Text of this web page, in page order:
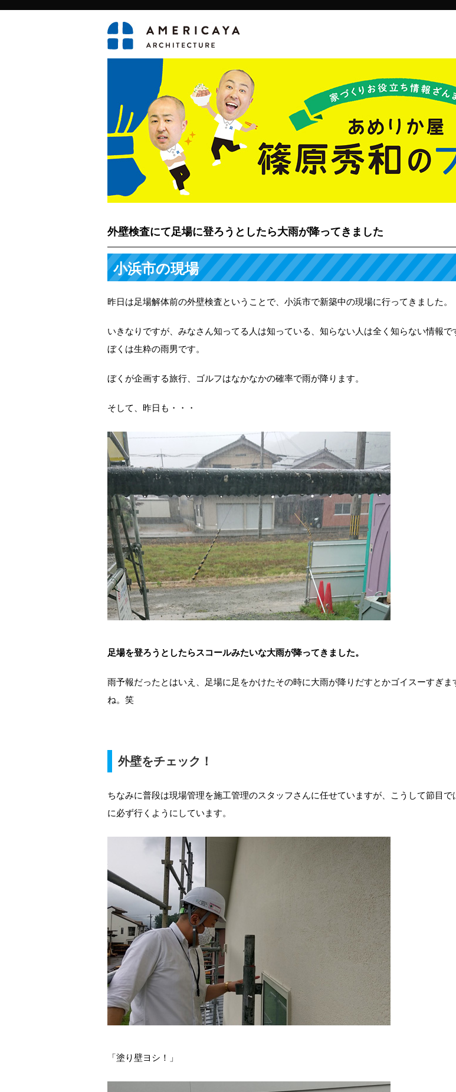
外壁検査にて足場に登ろうとしたら大雨が降ってきました
小浜市の現場
昨日は足場解体前の外壁検査ということで、小浜市で新築中の現場に行ってきました。
いきなりですが、みなさん知ってる人は知っている、知らない人は全く知らない情報で
ぼくは生粋の雨男です。
ぼくが企画する旅行、ゴルフはなかなかの確率で雨が降ります。
そして、昨日も・・・
足場を登ろうとしたらスコールみたいな大雨が降ってきました。
雨予報だったとはいえ、足場に足をかけたその時に大雨が降りだすとかゴイスーすぎま
ね。笑
外壁をチェック！
ちなみに普段は現場管理を施工管理のスタッフさんに任せていますが、こうして節目で
に必ず行くようにしています。
「塗り壁ヨシ！」